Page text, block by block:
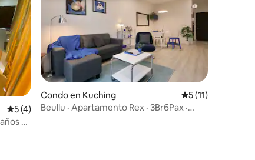
Calificación promedio: 5 de 5, 4 reseñas
5 (4)
@
Condo en Kuching Calificación
5 (11)
Beullu · Apartamento Rex · 3Br6Pax ·